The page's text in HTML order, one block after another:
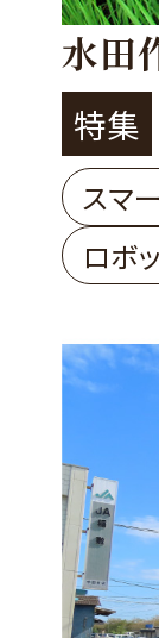
水田
特集
スマ
ロボ